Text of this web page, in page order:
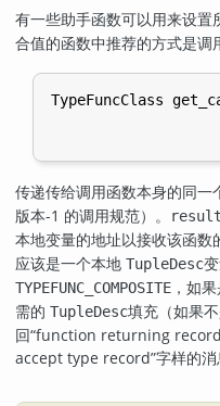
有一些助手函数可以用来设置
合值的函数中推荐的方式是调
TypeFuncClass
传递传给调用函数本身的同一
版本-1 的调用规范）。
本地变量的地址以接收该函数
应该是一个本地 TupleDesc
TYPEFUNC_COMPOSITE ，如
需的 TupleDesc填充（如果
回“function returning
accept type record”字样的消